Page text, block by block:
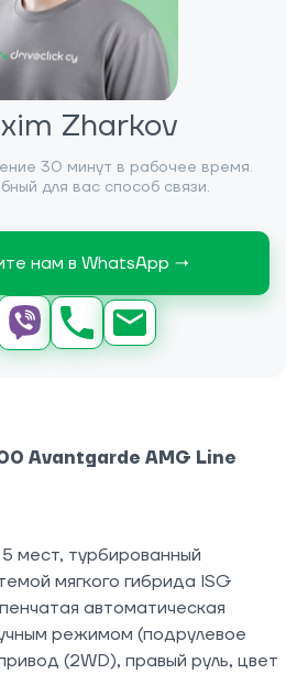
Zharkov
30 минут в рабочее время.
для вас способ связи.
нам в WhatsApp →
Avantgarde AMG Line
мест, турбированный
мягкого гибрида ISG
автоматическая
режимом (подрулевое
(2WD), правый руль, цвет